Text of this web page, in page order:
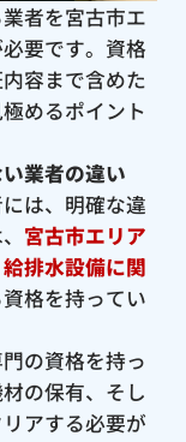
者を宮古市エ
要です。資格
容まで含めた
めるポイント
業者の違い
は、明確な違
宮古市エリア
排水設備に関
格を持ってい
の資格を持っ
の保有、そし
アする必要が